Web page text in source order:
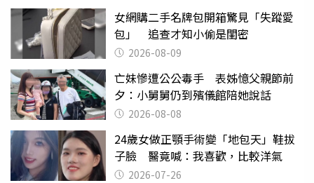
女網購二手名牌包開箱驚見「失蹤愛
包」 追查才知小偷是閨密
2026-08-09
亡妹慘遭公公毒手 表姊憶父親節前
夕：小舅舅仍到殯儀館陪她說話
2026-08-08
24歲女做正顎手術變「地包天」鞋拔
子臉 醫竟喊：我喜歡，比較洋氣
2026-07-26